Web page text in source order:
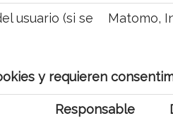
usuario (si se
Matomo,
y requieren
Responsable